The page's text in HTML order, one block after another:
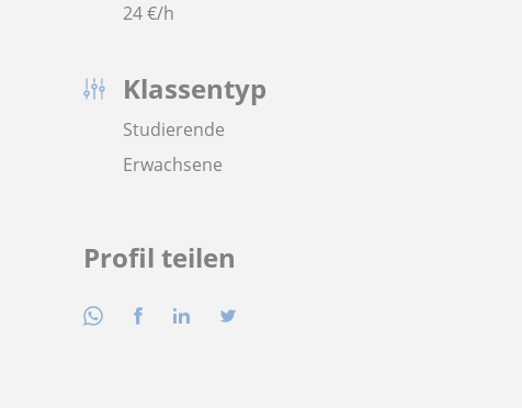
24€/h
Klassentyp
Studierende
Erwachsene
Profil teilen